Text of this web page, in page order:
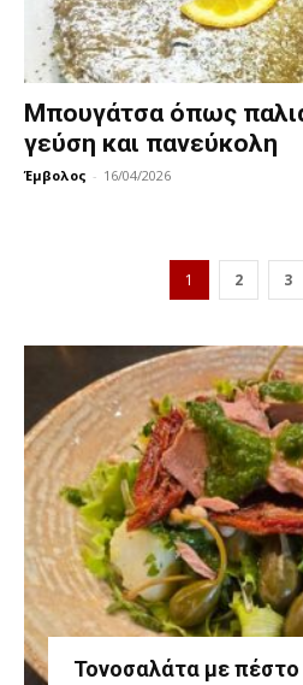
Μπουγάτσα όπως
γεύση και πανεύκολη
Έμβολος - 16/04/2026
1 2 3
Τονοσαλάτα με πέστο